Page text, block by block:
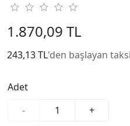
1.870,09 TL
243,13 TL'den başlayan
Adet
-
+